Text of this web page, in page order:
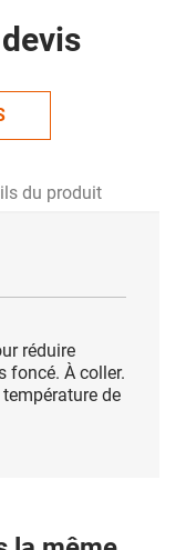
du produit
réduire
foncé. À coller.
de